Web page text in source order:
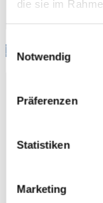
die sie im
Einwilligungsauswahl
Notwendig
Präferenzen
Statistiken
Marketing
Doppel-Matches